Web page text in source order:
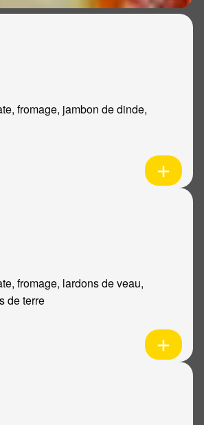
fromage, jambon de dinde,
fromage, lardons de veau,
de terre